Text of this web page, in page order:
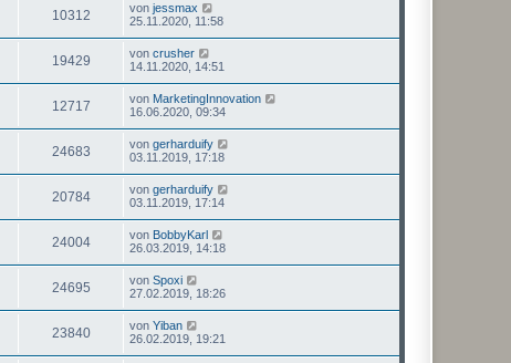
10312 von jessmax
25.11.2020, 11:58
19429 von crusher
14.11.2020, 14:51
12717 von MarketingInnovation
16.06.2020, 09:34
24683 von gerharduify
03.11.2019, 17:18
20784 von gerharduify
03.11.2019, 17:14
24004 von BobbyKarl
26.03.2019, 14:18
24695 von Spoxi
27.02.2019, 18:26
23840 von Yiban
26.02.2019, 19:21